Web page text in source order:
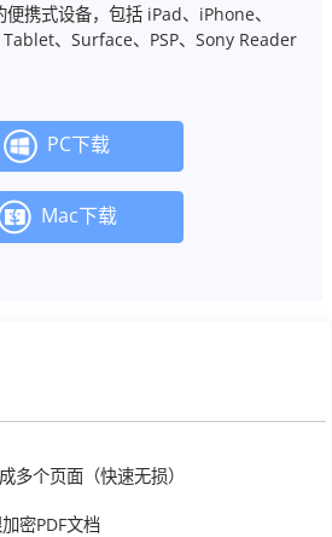
携式设备，包括 iPad、iPhone、
、Surface、PSP、Sony Reader
PC下载
Mac下载
多个页面（快速无损）
密PDF文档